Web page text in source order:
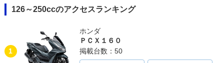
126～250ccのアクセスランキング
1
ホンダ
ＰＣＸ１６０
掲載台数：50